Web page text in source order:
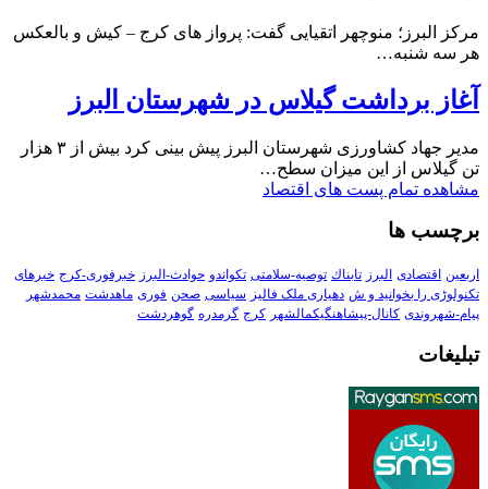
مرکز البرز؛ منوچهر اتقیایی گفت: پرواز های کرج – کیش و بالعکس
هر سه شنبه…
آغاز برداشت گیلاس در شهرستان البرز
مدیر جهاد کشاورزی شهرستان البرز پیش بینی کرد بیش از ۳ هزار
تن گیلاس از این میزان سطح…
مشاهده تمام پست های اقتصاد
برچسب ها
اربعین اقتصادی البرز تابناك توصیه-سلامتی تکواندو حوادث-البرز خبرفوری-کرج خبرهای
تکنولوڑی را بخوانید و ش دهیاری ملک فالیز سیاسی صحن فوری ماهدشت محمدشهر
پیام-شهروندی کانال-پیشاهنگیکمالشهر کرج گرمدره گوهردشت
تبلیغات